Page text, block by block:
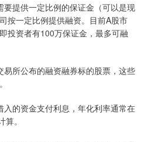
提供一定比例的保证金（可以是现
按一定比例提供融资。目前A股市
投资者有100万保证金，最多可融
所公布的融资融券标的股票，这些
的资金支付利息，年化利率通常在
。